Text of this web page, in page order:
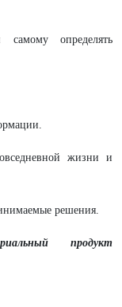
определять
жизни и
решения.
продукт